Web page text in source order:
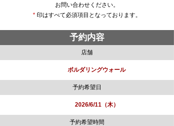
お問い合わせください。
* 印はすべて必須項目となっております。
予約内容
店舗
ボルダリングウォール
予約希望日
2026/6/11（木）
予約希望時間